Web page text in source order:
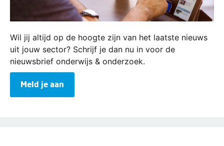
Wil jij altijd op de hoogte zijn van het laatste nieuws
uit jouw sector? Schrijf je dan nu in voor de
nieuwsbrief onderwijs & onderzoek.
Meld je aan